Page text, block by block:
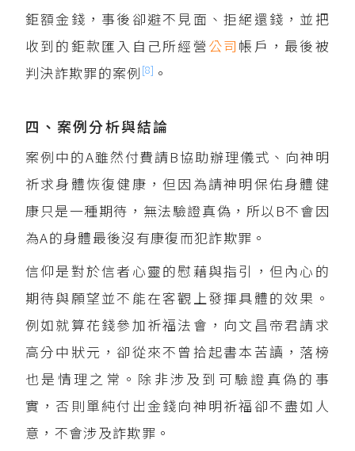
鉅額金錢，事後卻避不見面、拒絕還錢，並把
收到的鉅款匯入自己所經營 公司 帳戶，最後被
判決詐欺罪的案例 [8] 。
四、案例分析與結論
案例中的A雖然付費請B協助辦理儀式、向神明
祈求身體恢復健康，但因為請神明保佑身體健
康只是一種期待，無法驗證真偽，所以B不會因
為A的身體最後沒有康復而犯詐欺罪。
信仰是對於信者心靈的慰藉與指引，但內心的
期待與願望並不能在客觀上發揮具體的效果。
例如就算花錢參加祈福法會，向文昌帝君請求
高分中狀元，卻從來不曾拾起書本苦讀，落榜
也是情理之常。除非涉及到可驗證真偽的事
實，否則單純付出金錢向神明祈福卻不盡如人
意，不會涉及詐欺罪。